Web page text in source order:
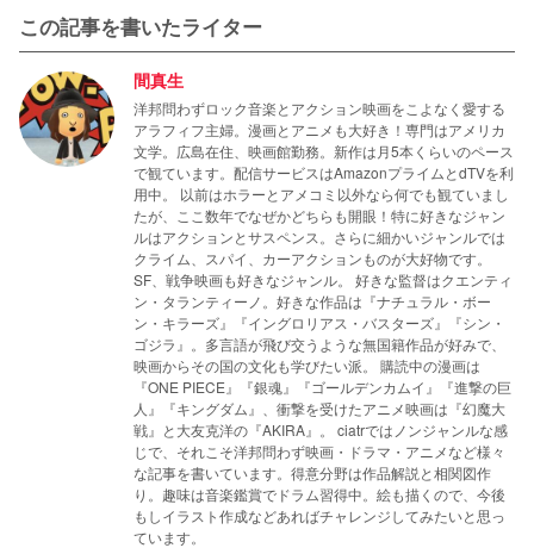
この記事を書いたライター
間真生
洋邦問わずロック音楽とアクション映画をこよなく愛する
アラフィフ主婦。漫画とアニメも大好き！専門はアメリカ
文学。広島在住、映画館勤務。新作は月5本くらいのペース
で観ています。配信サービスはAmazonプライムとdTVを利
用中。 以前はホラーとアメコミ以外なら何でも観ていまし
たが、ここ数年でなぜかどちらも開眼！特に好きなジャン
ルはアクションとサスペンス。さらに細かいジャンルでは
クライム、スパイ、カーアクションものが大好物です。
SF、戦争映画も好きなジャンル。 好きな監督はクエンティ
ン・タランティーノ。好きな作品は『ナチュラル・ボー
ン・キラーズ』『イングロリアス・バスターズ』『シン・
ゴジラ』。多言語が飛び交うような無国籍作品が好みで、
映画からその国の文化も学びたい派。 購読中の漫画は
『ONE PIECE』『銀魂』『ゴールデンカムイ』『進撃の巨
人』『キングダム』、衝撃を受けたアニメ映画は『幻魔大
戦』と大友克洋の『AKIRA』。 ciatrではノンジャンルな感
じで、それこそ洋邦問わず映画・ドラマ・アニメなど様々
な記事を書いています。得意分野は作品解説と相関図作
り。趣味は音楽鑑賞でドラム習得中。絵も描くので、今後
もしイラスト作成などあればチャレンジしてみたいと思っ
ています。